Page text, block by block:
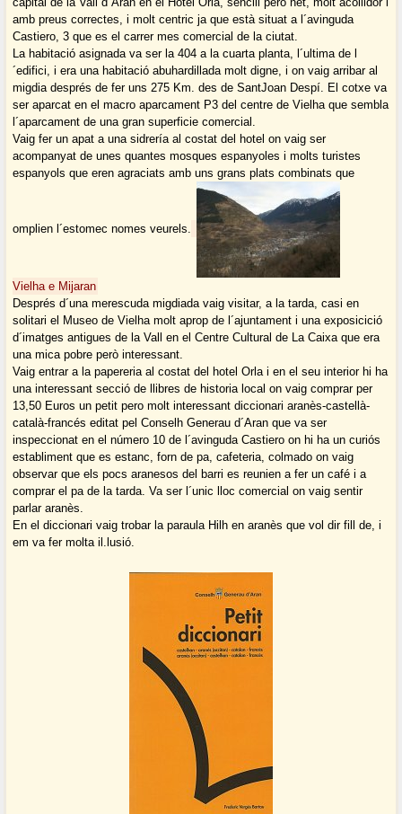
amb preus correctes, i molt centric ja que està situat a l´avinguda
Castiero, 3 que es el carrer mes comercial de la ciutat.
La habitació asignada va ser la 404 a la cuarta planta, l´ultima de l
´edifici, i era una habitació abuhardillada molt digne, i on vaig arribar al
migdia després de fer uns 275 Km. des de SantJoan Despí. El cotxe va
ser aparcat en el macro aparcament P3 del centre de Vielha que sembla
l´aparcament de una gran superficie comercial.
Vaig fer un apat a una sidrería al costat del hotel on vaig ser
acompanyat de unes quantes mosques espanyoles i molts turistes
espanyols que eren agraciats amb uns grans plats combinats que
omplien l´estomec nomes veurels.
Vielha e Mijaran
Després d´una merescuda migdiada vaig visitar, a la tarda, casi en
solitari el Museo de Vielha molt aprop de l´ajuntament i una exposicició
d´imatges antigues de la Vall en el Centre Cultural de La Caixa que era
una mica pobre però interessant.
Vaig entrar a la papereria al costat del hotel Orla i en el seu interior hi ha
una interessant secció de llibres de historia local on vaig comprar per
13,50 Euros un petit pero molt interessant diccionari aranès-castellà-
català-francés editat pel Conselh Generau d´Aran que va ser
inspeccionat en el número 10 de l´avinguda Castiero on hi ha un curiós
establiment que es estanc, forn de pa, cafeteria, colmado on vaig
observar que els pocs aranesos del barri es reunien a fer un café i a
comprar el pa de la tarda. Va ser l´unic lloc comercial on vaig sentir
parlar aranès.
En el diccionari vaig trobar la paraula Hilh en aranès que vol dir fill de, i
em va fer molta il.lusió.